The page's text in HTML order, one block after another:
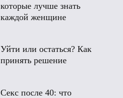
которые лучше знать
каждой женщине
Уйти или остаться? Как
принять решение
Секс после 40: что